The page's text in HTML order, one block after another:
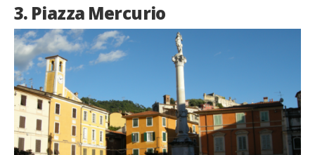
3. Piazza Mercurio